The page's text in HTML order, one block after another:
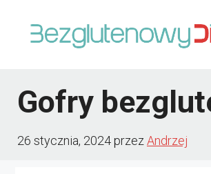
Gofry
26 stycznia, 2024przez Andrzej